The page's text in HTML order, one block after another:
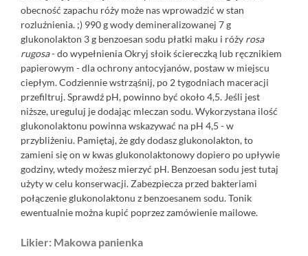
obecność zapachu róży może nas wprowadzić w stan
rozluźnienia. ;) 990 g wody demineralizowanej 7 g
glukonolakton 3 g benzoesan sodu płatki maku i róży rosa
rugosa- do wypełnienia Okryj słoik ściereczką lub ręcznikiem
papierowym - dla ochrony antocyjanów, postaw w miejscu
ciepłym. Codziennie wstrząśnij, po 2 tygodniach maceracji
przefiltruj. Sprawdź pH, powinno być około 4,5. Jeśli jest
niższe, ureguluj je dodając mleczan sodu. Wykorzystana ilość
glukonolaktonu powinna wskazywać na pH 4,5 - w
przybliżeniu. Pamiętaj, że gdy dodasz glukonolakton, to
zamieni się on w kwas glukonolaktonowy dopiero po upływie
godziny, wtedy możesz mierzyć pH. Benzoesan sodu jest tutaj
użyty w celu konserwacji. Zabezpiecza przed bakteriami
połączenie glukonolaktonu z benzoesanem sodu. Tonik
ewentualnie można kupić poprzez zamówienie mailowe.
Likier: Makowa panienka